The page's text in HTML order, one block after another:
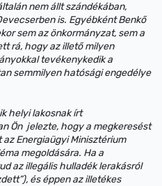
nem állt szándékában,
is. Egyébként Benkő
sem az önkormányzat, sem a
rá, hogy az illető milyen
tevékenykedik a
semmilyen hatósági engedélye
helyi lakosnak írt
Ön jelezte, hogy a megkeresést
Energiaügyi Minisztérium
megoldására. Ha a
az illegális hulladék lerakásról
és éppen az illetékes